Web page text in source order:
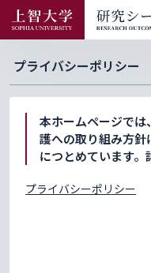
プライバシーポリシー
本ホームページで
護への取り組み方針
につとめています。
プライバシーポリシー